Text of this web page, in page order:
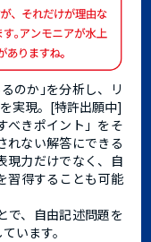
のか｣を分析し、リ
実現。[特許出願中]
べきポイント」をそ
れない解答にできる
現力だけでなく、自
習得することも可能
で、自由記述問題を
います。